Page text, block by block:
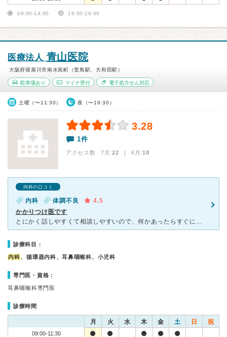
09:00-14:00 16:00-19:00
医療法人 青山医院
大阪府寝屋川市南水苑町（萱島駅、大和田駅）
駐車場あり マイナ受付 電子処方せん対応
土曜（〜11:30） 夜（〜19:30）
3.28
1件
アクセス数 7月:22 | 6月:18
内科の口コミ
内科 体調不良
4.5
かかりつけ医です
とにかく話しやすくて相談しやすいので、何かあったらすぐに駆けつけてます。ちゃんと耳を傾けて話を聞いてくれる優しい先生です。 耳鼻科なのでいつもすごく混んでます。でも順番待ちシステムがあり、携帯から順
診療科目：
内科、循環器内科、耳鼻咽喉科、小児科
専門医・資格：
耳鼻咽喉科専門医
診療時間
月 火 水 木 金 土 日 祝
09:00-11:30